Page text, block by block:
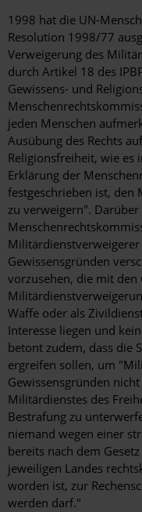
1998 hat die UN-
Resolution 1998/77
Verweigerung des
durch Artikel 18 des
Gewissens- und
jeden Menschen
Ausübung des Rechts
Religionsfreiheit, wie es
Erklärung der
festgeschrieben ist, den
zu verweigern".
Gewissensgründen
vorzusehen, die mit
Waffe oder als
Interesse liegen und
betont zudem, dass die
ergreifen sollen, um
Gewissensgründen
Militärdienstes des
Bestrafung zu
niemand wegen einer
bereits nach dem
jeweiligen Landes
worden ist, zur
werden darf."